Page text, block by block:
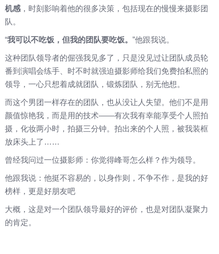
机感 ，时刻影响着他的很多决策，包括现在的慢慢来摄影团
队。
“我可以不吃饭，但我的团队要吃饭。 ”他跟我说。
这种团队领导者的倔强我见多了，只是没见过让团队成员轮
番到演唱会练手、时不时就强迫摄影师给我们免费拍私照的
领导，一心只想着成就团队，锻炼团队，别无他想。
而这个男团一样存在的团队，也从没让人失望。他们不是用
颜值惊艳我，而是用的技术——有次我有幸能享受个人照拍
摄，化妆两小时，拍摄三分钟。拍出来的个人照，被我装框
放床头上了……
曾经我问过一位摄影师：你觉得峰哥怎么样？作为领导。
他跟我说：他挺不容易的，以身作则，不争不作，是我的好
榜样，更是好朋友吧
大概，这是对一个团队领导最好的评价，也是对团队凝聚力
的肯定。